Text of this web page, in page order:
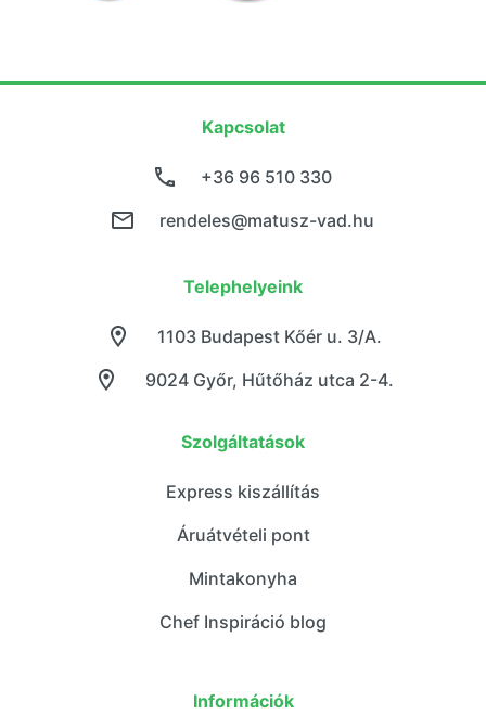
Kapcsolat
+36 96 510 330
rendeles@matusz-vad.hu
Telephelyeink
9024 Győr, Hűtőház utca 2-4.
1103 Budapest Kőér u. 3/A.
Szolgáltatások
Express kiszállítás
Áruátvételi pont
Mintakonyha
Chef Inspiráció blog
Információk